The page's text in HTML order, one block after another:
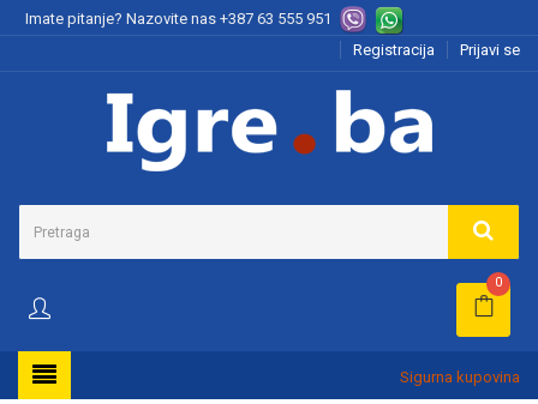
Imate pitanje? Nazovite nas +387 63 555 951
Registracija
Prijavi se
0
Sigurna kupovina